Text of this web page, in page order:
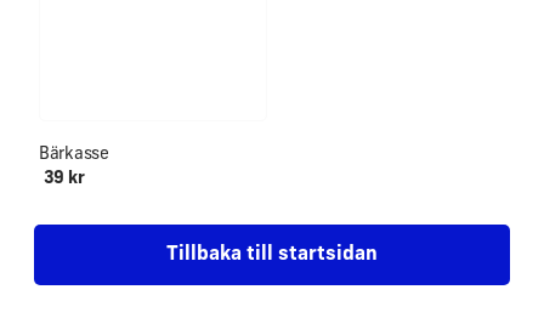
Bärkasse
39 kr
Tillbaka till startsidan